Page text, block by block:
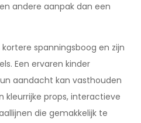
andere aanpak dan een
spanningsboog en zijn
Een ervaren kinder
aandacht kan vasthouden
kleurrijke props, interactieve
die gemakkelijk te